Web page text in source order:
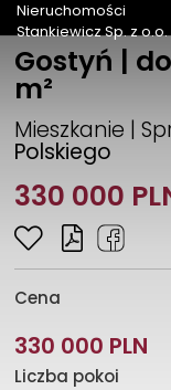
Nieruchomości
Stankiewicz Sp. z o.o.
Gostyń |
m²
Mieszkanie |
Polskiego
330 000
Cena
330 000 PLN
Liczba pokoi